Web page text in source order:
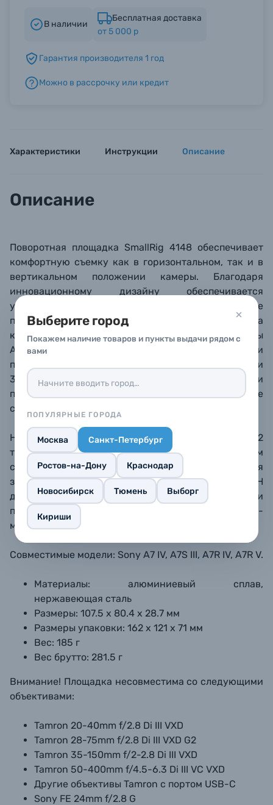
Выберите город
Покажем наличие товаров и пункты выдачи рядом с
вами
ПОПУЛЯРНЫЕ ГОРОДА
Москва Санкт-Петербург
Ростов-на-Дону Краснодар
Новосибирск Тюмень Выборг
Кириши
Б/У фототехника (Комиссионные товары)
В наличии
Бесплатная доставка
от 5 000 р
Гарантия производителя 1 год
Можно в рассрочку или кредит
Характеристики Инструкции Описание
Описание
Поворотная площадка SmallRig 4148 обеспечивает
комфортную съемку как в горизонтальном, так и в
вертикальном положении камеры. Благодаря
инновационному дизайну обеспечивается
устойчивость, быстрота работы, а также свободное
подключение кабелей и вращение монитора
камеры. Площадка совместима с головками системы
Arca Swiss и Manfrotto RC2
ожки
пре
дусмотрено несколько резьбовых гнезд 1/4" и
3/8", что позволяет повернуть ее в сторону и
присоединить боковую рукоятку, когда вы ведете
съемку с рук.
Нижняя площадка фиксируется на камере в 2
точках, что исключает ее смещение. При этом
сохраняется доступ к батарейному отсеку для
замены аккумуляторов. Также имеется кнопка PUSH
для отсоединения объектива. В основании
площадки с помощью магнита зафиксирован ключ-
мультитул: шлицевая отвертка + шестигранник.
Совместимые модели: Sony A7 IV, A7S III, A7R IV, A7R V.
Материалы: алюминиевый сплав,
нержавеющая сталь
Размеры: 107.5 х 80.4 х 28.7 мм
Размеры упаковки: 162 х 121 х 71 мм
Вес: 185 г
Вес брутто: 281.5 г
Внимание! Площадка несовместима со следующими
объективами:
Tamron 20-40mm f/2.8 Di III VXD
Tamron 28-75mm f/2.8 Di III VXD G2
Tamron 35-150mm f/2-2.8 Di III VXD
Tamron 50-400mm f/4.5-6.3 Di III VC VXD
Другие объективы Tamron с портом USB-C
Sony FE 24mm f/2.8 G